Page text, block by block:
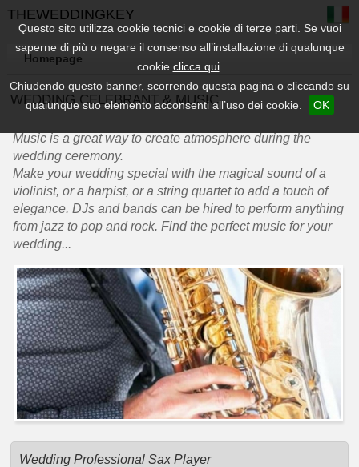
Questo sito utilizza cookie tecnici e cookie di terze parti. Se vuoi
saperne di più o negare il consenso all’installazione di qualunque
cookie clicca qui.
Chiudendo questo banner, scorrendo questa pagina o cliccando su
qualunque suo elemento acconsenti all’uso dei cookie.
OK
THEWEDDINGKEY
Homepage
WEDDING CELEBRANT & MUSIC
Music is a great way to create atmosphere during the
wedding ceremony.
Make your wedding special with the magical sound of a
violinist, or a harpist, or a string quartet to add a touch of
elegance. DJs and bands can be hired to perform anything
from jazz to pop and rock. Find the perfect music for your
wedding...
Wedding Professional Sax Player